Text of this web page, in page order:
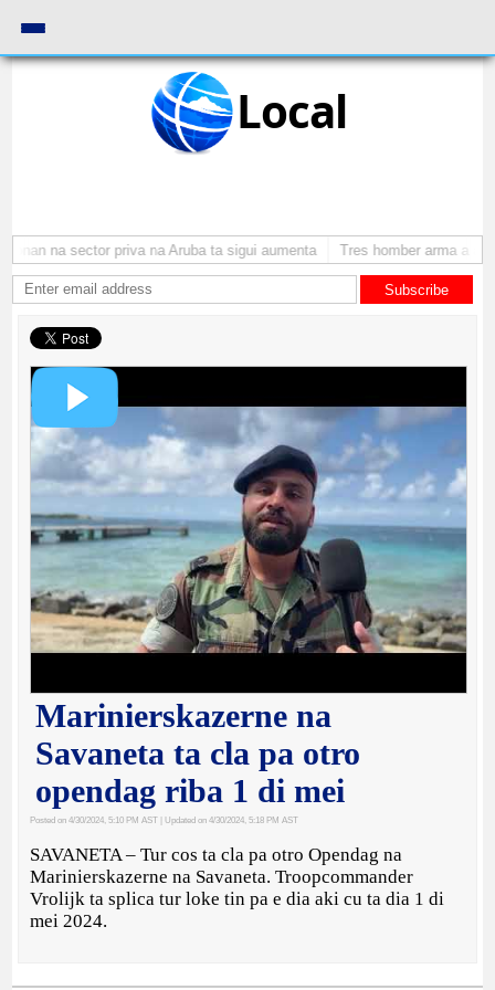
Local
na sector priva na Aruba ta sigui aumenta Tres homber arma a
Subscribe
Marinierskazerne na
Savaneta ta cla pa otro
opendag riba 1 di mei
Posted on 4/30/2024, 5:10 PM AST | Updated on 4/30/2024, 5:18 PM AST
SAVANETA – Tur cos ta cla pa otro Opendag na
Marinierskazerne na Savaneta. Troopcommander
Vrolijk ta splica tur loke tin pa e dia aki cu ta dia 1 di
mei 2024.